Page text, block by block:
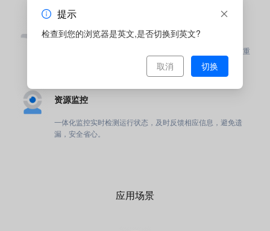
一键操作
万维电讯 Telecom服务器采用一键自动化操作，一键重启、重
资源监控
一体化监控实时检测运行状态，及时反馈相应信息，避免遗
漏，安全省心。
应用场景
提示
检查到您的浏览器是英文,是否切换到英文?
取消 切换